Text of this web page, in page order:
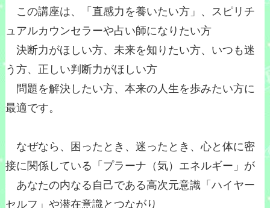
この講座は、「直感力を養いたい方」、スピリチ
ュアルカウンセラーや占い師になりたい方
決断力がほしい方、未来を知りたい方、いつも迷
う方、正しい判断力がほしい方
問題を解決したい方、本来の人生を歩みたい方に
最適です。
なぜなら、困ったとき、迷ったとき、心と体に密
接に関係している「プラーナ（気）エネルギー」が
あなたの内なる自己である高次元意識「ハイヤー
セルフ」や潜在意識とつながり